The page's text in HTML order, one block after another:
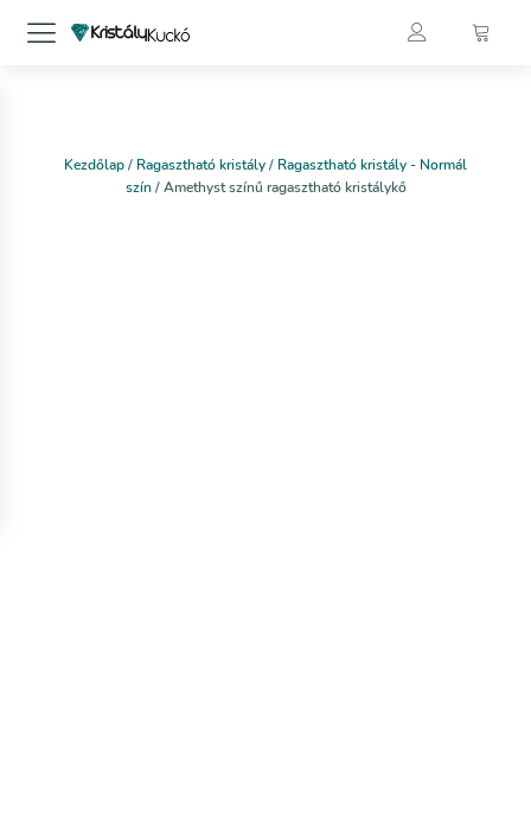
Kezdőlap/ Ragasztható kristály/ Ragasztható kristály - Normál
szín/ Amethyst színű ragasztható kristálykő